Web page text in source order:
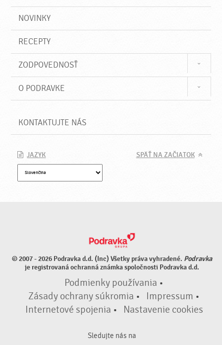
NOVINKY
RECEPTY
ZODPOVEDNOSŤ
O PODRAVKE
KONTAKTUJTE NÁS
JAZYK SPÄŤ NA ZAČIATOK
© 2007 - 2026 Podravka d.d. (Inc) Všetky práva vyhradené. Podravka
je registrovaná ochranná známka spoločnosti Podravka d.d.
Podmienky používania •
Zásady ochrany súkromia • Impressum •
Internetové spojenia • Nastavenie cookies
Sledujte nás na